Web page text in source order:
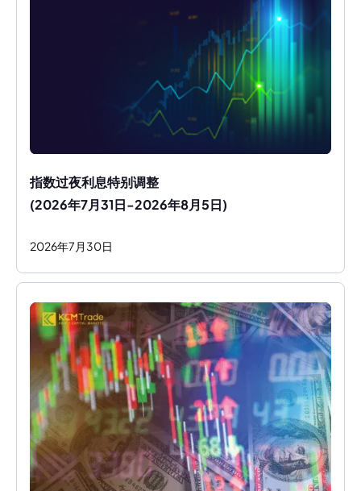
指数过夜利息特别调整
(2026年7月31日-2026年8月5日)
2026年7 月 30日